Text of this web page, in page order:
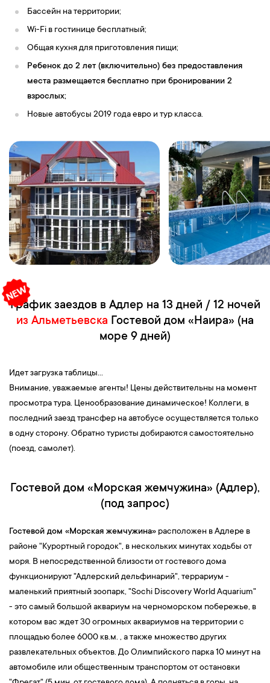
Бассейн на территории;
Wi-Fi в гостинице бесплатный;
Общая кухня для приготовления пищи;
Ребенок до 2 лет (включительно) без предоставления
места размещается бесплатно при бронировании 2
взрослых;
Новые автобусы 2019 года евро и тур класса.
График заездов в Адлер на 13 дней / 12 ночей
из Альметьевска Гостевой дом «Наира» (на
море 9 дней)
Идет загрузка таблицы...
Внимание, уважаемые агенты! Цены действительны на момент
просмотра тура. Ценообразование динамическое! Коллеги, в
последний заезд трансфер на автобусе осуществляется только
в одну сторону. Обратно туристы добираются самостоятельно
(поезд, самолет).
Гостевой дом «Морская жемчужина» (Адлер),
(под запрос)
Гостевой дом «Морская жемчужина» расположен в Адлере в
районе "Курортный городок", в нескольких минутах ходьбы от
моря. В непосредственной близости от гостевого дома
функционируют "Адлерский дельфинарий", террариум -
маленький приятный зоопарк, "Sochi Discovery World Aquarium"
- это самый большой аквариум на черноморском побережье, в
котором вас ждет 30 огромных аквариумов на территории с
площадью более 6000 кв.м. , а также множество других
развлекательных объектов. До Олимпийского парка 10 минут на
автомобиле или общественным транспортом от остановки